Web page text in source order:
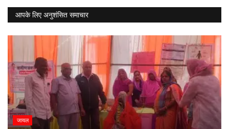
आपके लिए अनुशंसित समाचार
जायल